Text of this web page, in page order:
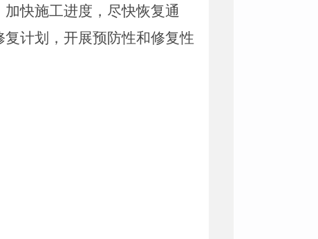
快施工进度，尽快恢复通
计划，开展预防性和修复性